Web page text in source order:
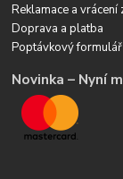
Reklamace a vrácení
Doprava a platba
Poptávkový formulář
Novinka – Nyní